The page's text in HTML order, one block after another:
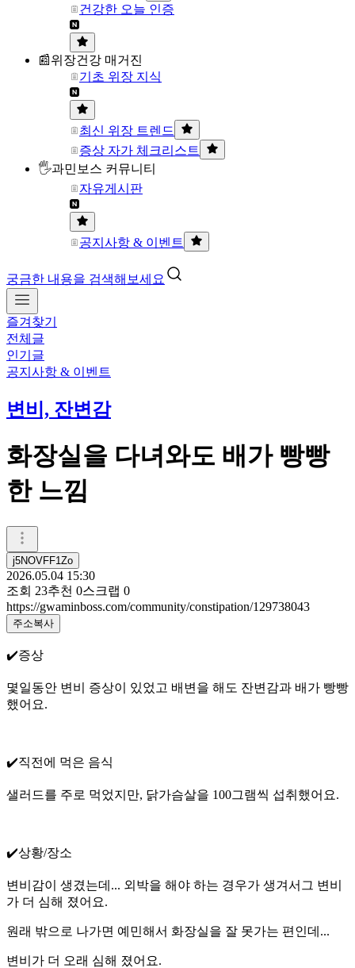
건강한 오늘 인증
📰위장건강 매거진
기초 위장 지식
최신 위장 트렌드
증상 자가 체크리스트
🖐과민보스 커뮤니티
자유게시판
공지사항 & 이벤트
궁금한 내용을 검색해보세요
즐겨찾기
전체글
인기글
공지사항 & 이벤트
변비, 잔변감
화장실을 다녀와도 배가 빵빵
한 느낌
j5NOVFF1Zo
2026.05.04 15:30
조회 23추천 0스크랩 0
https://gwaminboss.com/community/constipation/129738043
주소복사
✔️증상
몇일동안 변비 증상이 있었고 배변을 해도 잔변감과 배가 빵빵
했어요.
✔️직전에 먹은 음식
샐러드를 주로 먹었지만, 닭가슴살을 100그램씩 섭취했어요.
✔️상황/장소
변비감이 생겼는데... 외박을 해야 하는 경우가 생겨서그 변비
가 더 심해 졌어요.
원래 밖으로 나가면 예민해서 화장실을 잘 못가는 편인데...
변비가 더 오래 심해 졌어요.